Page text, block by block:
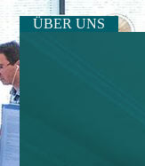
ÜBER UNS